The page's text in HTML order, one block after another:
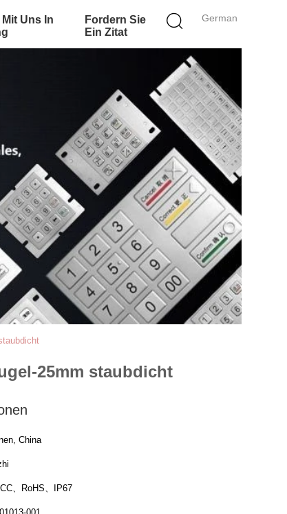
German
Uns In
Fordern Sie
Ein Zitat
25mm staubdicht
China
、RoHS、IP67